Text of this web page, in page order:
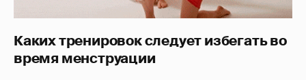
Каких тренировок следует избегать во
время менструации